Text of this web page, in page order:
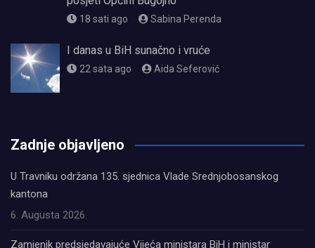
18 sati ago Sabina Perenda
I danas u BiH sunačno i vruće
22 sata ago Aida Seferović
Zadnje objavljeno
U Travniku održana 135. sjednica Vlade Srednjobosanskog
kantona
6. Augusta 2026.
Zamjenik predsjedavajuće Vijeća ministara BiH i ministar